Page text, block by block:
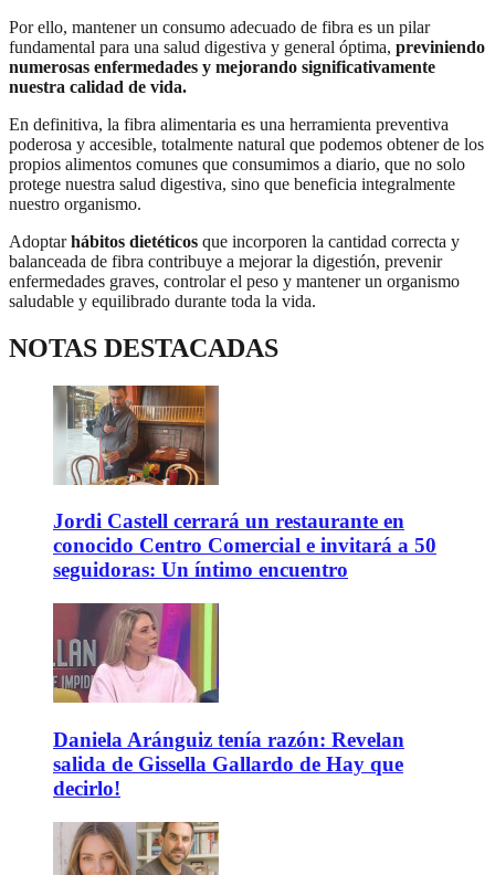
Por ello, mantener un consumo adecuado de fibra es un pilar
fundamental para una salud digestiva y general óptima, previniendo
numerosas enfermedades y mejorando significativamente
nuestra calidad de vida.
En definitiva, la fibra alimentaria es una herramienta preventiva
poderosa y accesible, totalmente natural que podemos obtener de los
propios alimentos comunes que consumimos a diario, que no solo
protege nuestra salud digestiva, sino que beneficia integralmente
nuestro organismo.
Adoptarhábitos dietéticos que incorporen la cantidad correcta y
balanceada de fibra contribuye a mejorar la digestión, prevenir
enfermedades graves, controlar el peso y mantener un organismo
saludable y equilibrado durante toda la vida.
NOTAS DESTACADAS
Jordi Castell cerrará un restaurante en
conocido Centro Comercial e invitará a 50
seguidoras: Un íntimo encuentro
Daniela Aránguiz tenía razón: Revelan
salida de Gissella Gallardo de Hay que
decirlo!